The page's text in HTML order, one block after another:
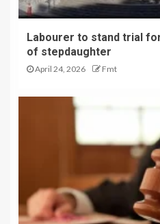
Labourer to stand trial
of stepdaughter
April 24, 2026 Fmt